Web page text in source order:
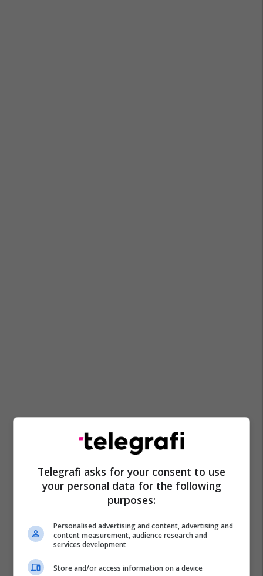
Telegrafi asks for your consent to use
your personal data for the following
purposes:
Personalised advertising and content, advertising and
content measurement, audience research and
services development
Store and/or access information on a device